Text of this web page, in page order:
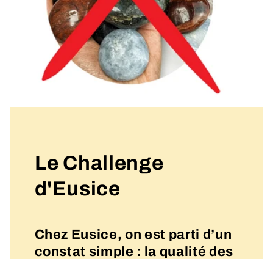
Le Challenge
d'Eusice
Chez Eusice, on est parti d’un
constat simple : la qualité des